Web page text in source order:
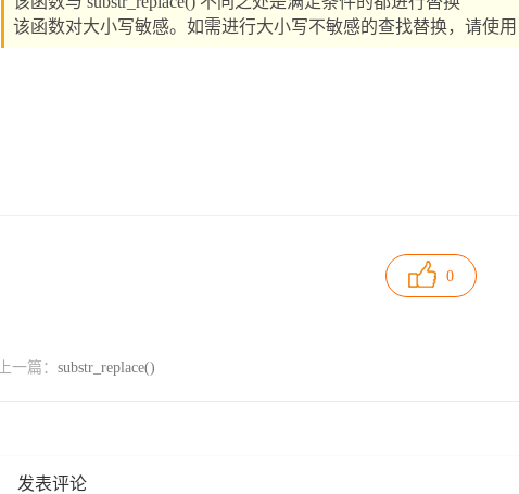
该函数对大小写敏感。如需进行大小写不敏感的查找替换，请使用
0
上一篇： substr_replace()
发表评论